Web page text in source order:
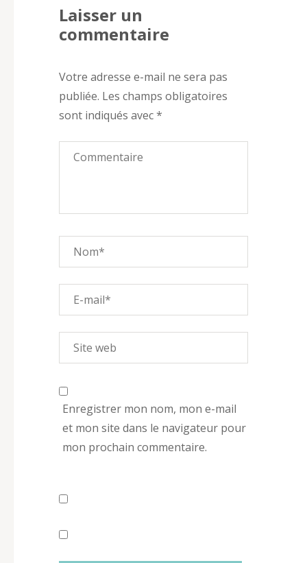
Laisser un
commentaire
Votre adresse e-mail ne sera pas
publiée. Les champs obligatoires
sont indiqués avec*
Enregistrer mon nom, mon e-mail
et mon site dans le navigateur pour
mon prochain commentaire.